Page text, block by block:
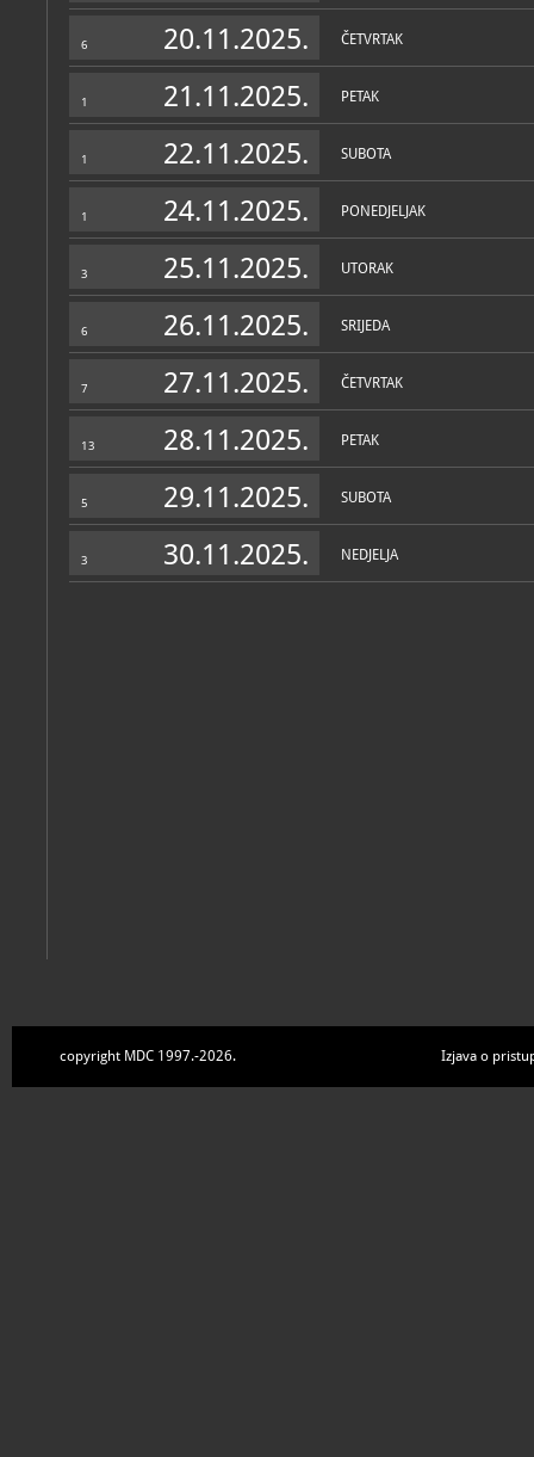
6 20.11.2025. ČETVRTAK
1 21.11.2025. PETAK
1 22.11.2025. SUBOTA
1 24.11.2025. PONEDJELJAK
3 25.11.2025. UTORAK
6 26.11.2025. SRIJEDA
7 27.11.2025. ČETVRTAK
13 28.11.2025. PETAK
5 29.11.2025. SUBOTA
3 30.11.2025. NEDJELJA
copyright MDC 1997.-2026. Izjava o